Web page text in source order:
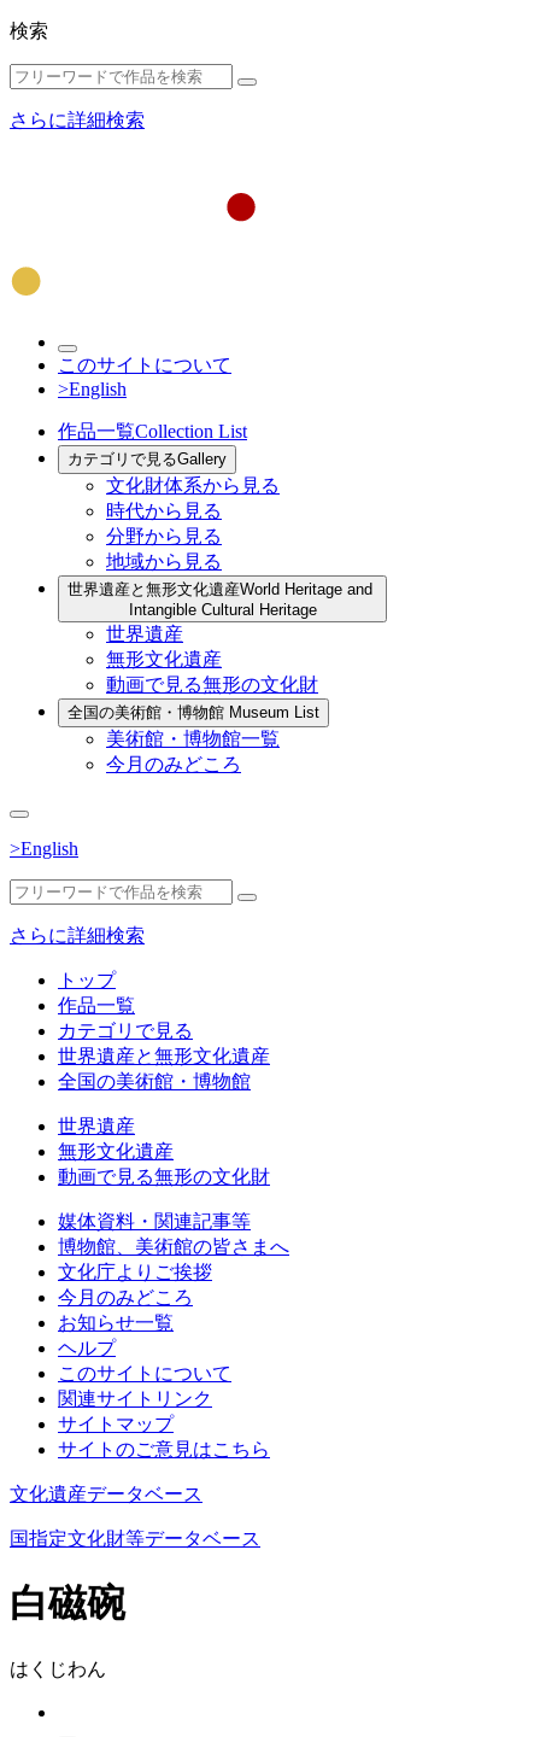
検索
さらに詳細検索
このサイトについて
>English
作品一覧Collection List
カテゴリで見るGallery
文化財体系から見る
時代から見る
分野から見る
地域から見る
世界遺産と無形文化遺産World Heritage and
Intangible Cultural Heritage
世界遺産
無形文化遺産
動画で見る無形の文化財
全国の美術館・博物館 Museum List
美術館・博物館一覧
今月のみどころ
>English
さらに詳細検索
トップ
作品一覧
カテゴリで見る
世界遺産と無形文化遺産
全国の美術館・博物館
世界遺産
無形文化遺産
動画で見る無形の文化財
媒体資料・関連記事等
博物館、美術館の皆さまへ
文化庁よりご挨拶
今月のみどころ
お知らせ一覧
ヘルプ
このサイトについて
関連サイトリンク
サイトマップ
サイトのご意見はこちら
文化遺産データベース
国指定文化財等データベース
白磁碗
はくじわん